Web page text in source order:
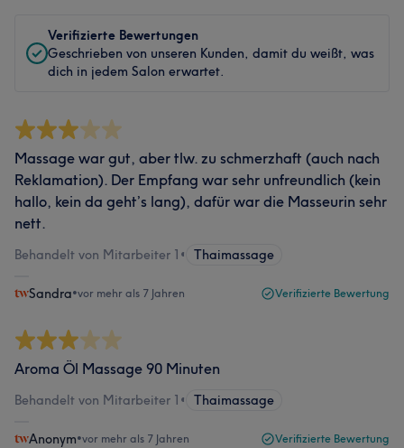
Verifizierte Bewertungen
Geschrieben von unseren Kunden, damit du weißt, was
dich in jedem Salon erwartet.
Massage war gut, aber tlw. zu schmerzhaft (auch nach
Reklamation). Der Empfang war sehr unfreundlich (kein
hallo, kein da geht’s lang), dafür war die Masseurin sehr
nett.
Behandelt von Mitarbeiter 1 • Thaimassage
Sandra•vor mehr als 7 Jahren Verifizierte Bewertung
Aroma Öl Massage 90 Minuten
Behandelt von Mitarbeiter 1 • Thaimassage
Anonym•vor mehr als 7 Jahren Verifizierte Bewertung